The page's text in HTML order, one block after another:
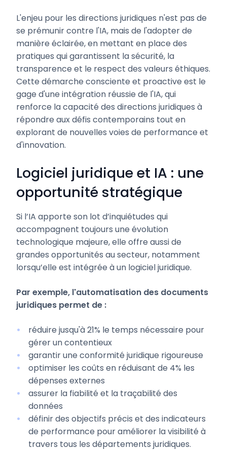
L'enjeu pour les directions juridiques n'est pas de
se prémunir contre l'IA, mais de l'adopter de
manière éclairée, en mettant en place des
pratiques qui garantissent la sécurité, la
transparence et le respect des valeurs éthiques.
Cette démarche consciente et proactive est le
gage d'une intégration réussie de l'IA, qui
renforce la capacité des directions juridiques à
répondre aux défis contemporains tout en
explorant de nouvelles voies de performance et
d'innovation.
Logiciel juridique et IA : une
opportunité stratégique
Si l’IA apporte son lot d’inquiétudes qui
accompagnent toujours une évolution
technologique majeure, elle offre aussi de
grandes opportunités au secteur, notamment
lorsqu’elle est intégrée à un logiciel juridique.
Par exemple, l'automatisation des documents
juridiques permet de :
réduire jusqu'à 21% le temps nécessaire pour
gérer un contentieux
garantir une conformité juridique rigoureuse
optimiser les coûts en réduisant de 4% les
dépenses externes
assurer la fiabilité et la traçabilité des
données
définir des objectifs précis et des indicateurs
de performance pour améliorer la visibilité à
travers tous les départements juridiques.